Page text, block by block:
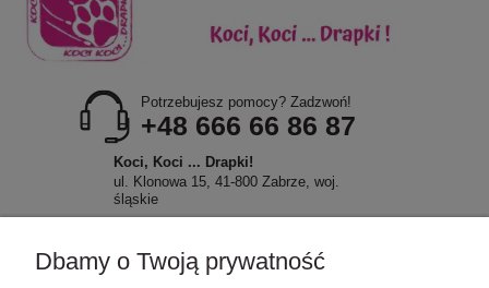
Potrzebujesz pomocy? Zadzwoń!
+48 666 66 86 87
Koci, Koci ... Drapki!
ul. Klonowa 15, 41-800 Zabrze, woj.
śląskie
Dbamy o Twoją prywatność